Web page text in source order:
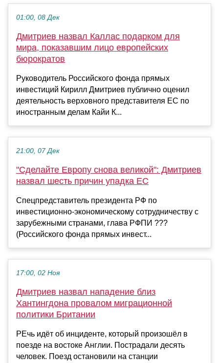
01:00, 08 Дек
Дмитриев назвал Каллас подарком для
мира, показавшим лицо европейских
бюрократов
Руководитель Российского фонда прямых
инвестиций Кирилл Дмитриев публично оценил
деятельность верховного представителя ЕС по
иностранным делам Кайи К...
21:00, 07 Дек
"Сделайте Европу снова великой": Дмитриев
назвал шесть причин упадка ЕС
Спецпредставитель президента РФ по
инвестиционно-экономическому сотрудничеству с
зарубежными странами, глава РФПИ ???
(Российского фонда прямых инвест...
17:00, 02 Ноя
Дмитриев назвал нападение близ
Хантингдона провалом миграционной
политики Британии
РЕчь идёт об инциденте, который произошёл в
поезде на востоке Англии. Пострадали десять
человек. Поезд остановили на станции